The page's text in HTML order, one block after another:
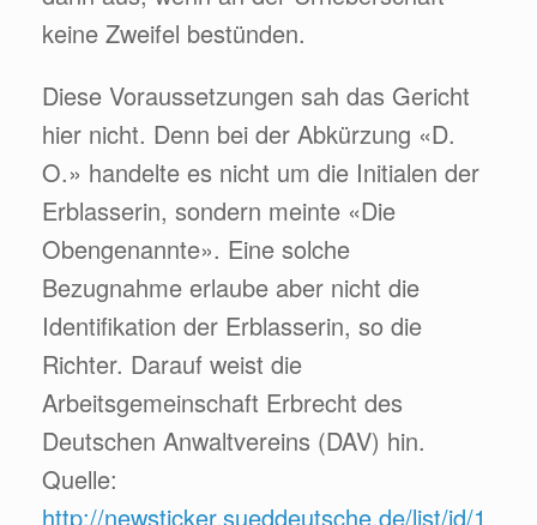
keine Zweifel bestünden.
Diese Voraussetzungen sah das Gericht
hier nicht. Denn bei der Abkürzung «D.
O.» handelte es nicht um die Initialen der
Erblasserin, sondern meinte «Die
Obengenannte». Eine solche
Bezugnahme erlaube aber nicht die
Identifikation der Erblasserin, so die
Richter. Darauf weist die
Arbeitsgemeinschaft Erbrecht des
Deutschen Anwaltvereins (DAV) hin.
Quelle:
http://newsticker.sueddeutsche.de/list/id/1